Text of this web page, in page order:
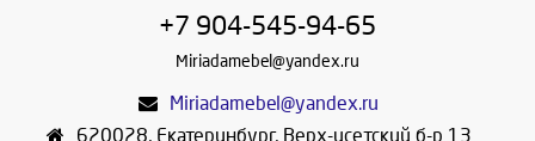
+7 904-545-94-65
Miriadamebel@yandex.ru
Miriadamebel@yandex.ru
620028, Екатеринбург, Верх-исетский б-р 13